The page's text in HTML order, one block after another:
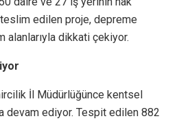
edilen proje, depreme
alanlarıyla dikkati çekiyor.
İl Müdürlüğünce kentsel
devam ediyor. Tespit edilen 882